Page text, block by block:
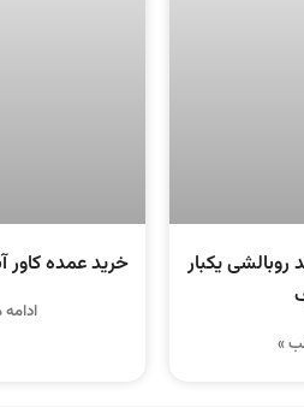
روبالشی یکبار
»
خرید عمده